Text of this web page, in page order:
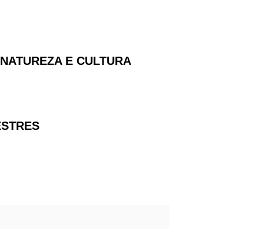
NATUREZA E CULTURA